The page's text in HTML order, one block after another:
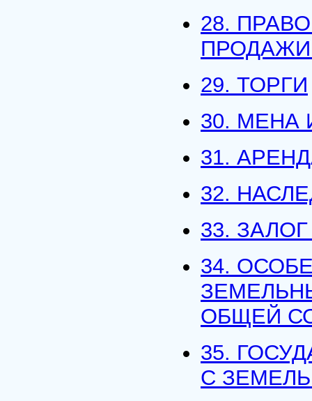
28.
29. ТОРГИ
30. МЕНА
31.
32.
33.
34.
ОБЩЕЙ
35.
С